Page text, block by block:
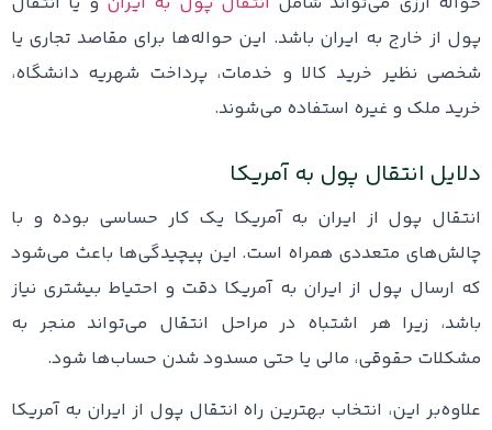
پول از خارج به ایران باشد. این حواله‌ها برای مقاصد تجاری یا
شخصی نظیر خرید کالا و خدمات، پرداخت شهریه دانشگاه،
خرید ملک و غیره استفاده می‌شوند.
دلایل انتقال پول به آمریکا
انتقال پول از ایران به آمریکا یک کار حساسی بوده و با
چالش‌های متعددی همراه است. این پیچیدگی‌ها باعث می‌شود
که ارسال پول از ایران به آمریکا دقت و احتیاط بیشتری نیاز
باشد، زیرا هر اشتباه در مراحل انتقال می‌تواند منجر به
مشکلات حقوقی، مالی یا حتی مسدود شدن حساب‌ها شود.
علاوه‌بر این، انتخاب بهترین راه انتقال پول از ایران به آمریکا